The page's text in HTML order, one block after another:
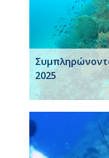
2025